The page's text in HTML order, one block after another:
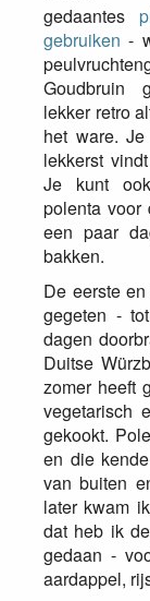
gedaantes
gebruiken -
Goudbruin
lekker retro
het ware.
lekkerst
Je kunt
polenta voor
een paar
bakken.
De eerste
gegeten -
dagen
Duitse
zomer heeft
vegetarisch
gekookt.
en die
van buiten
later kwam
dat heb ik
gedaan -
aardappel,